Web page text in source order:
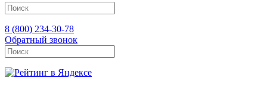
8 (800) 234-30-78
Обратный звонок